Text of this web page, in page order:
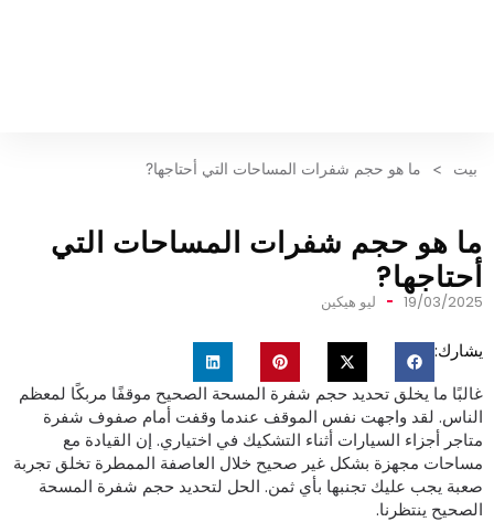
بيت > ما هو حجم شفرات المساحات التي أحتاجها?
هو حجم شفرات المساحات التي
19/03/ ليو هيكين
ما يخلق تحديد حجم شفرة المسحة الصحيح موقفًا مربكًا لمعظم
لقد واجهت نفس الموقف عندما وقفت أمام صفوف شفرة
أجزاء السيارات أثناء التشكيك في اختياري. إن القيادة مع
مجهزة بشكل غير صحيح خلال العاصفة الممطرة تخلق تجربة
يجب عليك تجنبها بأي ثمن. الحل لتحديد حجم شفرة المسحة
ينتظرنا.